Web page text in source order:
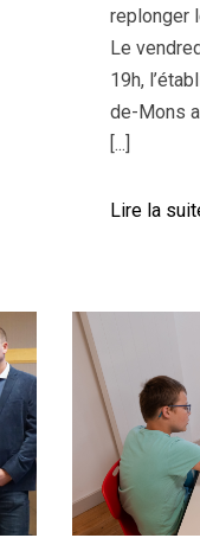
replonger
Le
19h,
de-Mons
[...]
Lire la